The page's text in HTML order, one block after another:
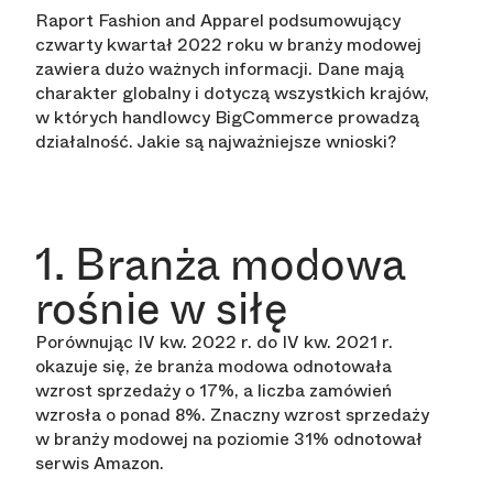
Raport Fashion and Apparel podsumowujący
czwarty kwartał 2022 roku w branży modowej
zawiera dużo ważnych informacji. Dane mają
charakter globalny i dotyczą wszystkich krajów,
w których handlowcy BigCommerce prowadzą
działalność. Jakie są najważniejsze wnioski?
1. Branża modowa
rośnie w siłę
Porównując IV kw. 2022 r. do IV kw. 2021 r.
okazuje się, że branża modowa odnotowała
wzrost sprzedaży o 17%, a liczba zamówień
wzrosła o ponad 8%. Znaczny wzrost sprzedaży
w branży modowej na poziomie 31% odnotował
serwis Amazon.